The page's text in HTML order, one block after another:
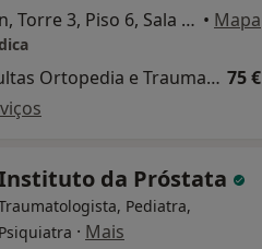
Rua Tierno Galvan, Torre 3, Piso 6, Sala 606, Lisboa • Mapa
Retorno de consultas Ortopedia e Traumatologia 75 €
da Próstata
Pediatra,
Psiquiatra · Mais